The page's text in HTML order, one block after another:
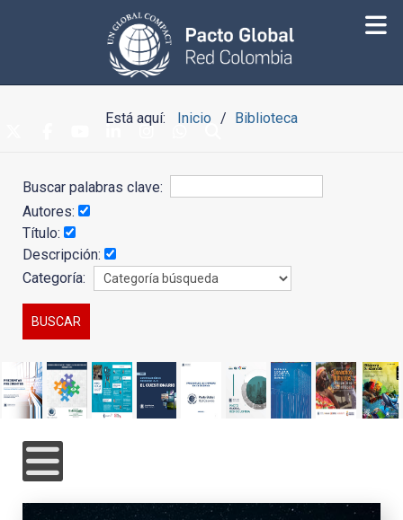
Está aquí: Inicio Biblioteca
Buscar palabras clave:
Autores:
Título:
Descripción:
Categoría: